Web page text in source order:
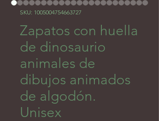
SKU: 1005004754663727
Zapatos con huella
de dinosaurio
animales de
dibujos animados
de algodón.
Unisex